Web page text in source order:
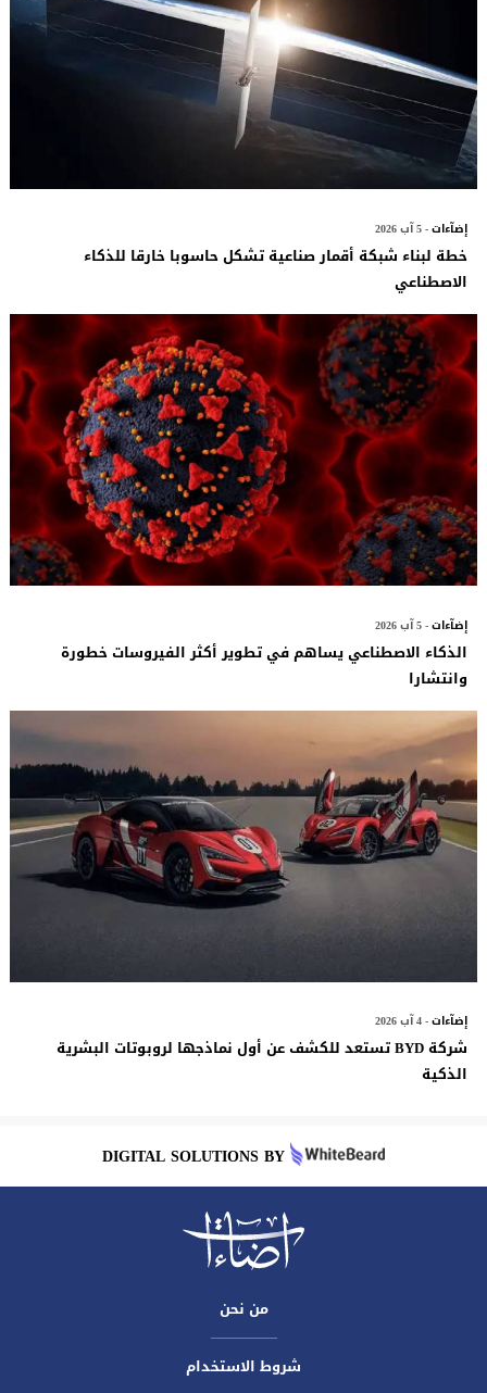
إضآءات- 5 آب 2026
خطة لبناء شبكة أقمار صناعية تشكل حاسوبا خارقا للذكاء
الاصطناعي
إضآءات- 5 آب 2026
الذكاء الاصطناعي يساهم في تطوير أكثر الفيروسات خطورة
وانتشارا
إضآءات- 4 آب 2026
شركة BYD تستعد للكشف عن أول نماذجها لروبوتات البشرية
الذكية
DIGITAL SOLUTIONS BY
من نحن
شروط الاستخدام